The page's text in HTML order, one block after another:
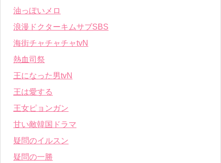
油っぽいメロ
浪漫ドクターキムサブSBS
海街チャチャチャtvN
熱血司祭
王になった男tvN
王は愛する
王女ピョンガン
甘い敵韓国ドラマ
疑問のイルスン
疑問の一勝